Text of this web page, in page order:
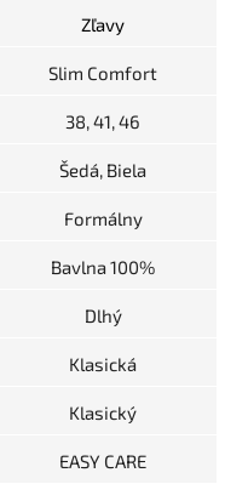
Zľavy
Slim Comfort
38, 41, 46
Šedá, Biela
Formálny
Bavlna 100%
Dlhý
Klasická
Klasický
EASY CARE